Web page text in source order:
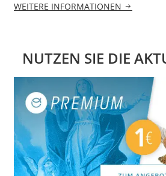
WEITERE INFORMATIONEN
NUTZEN SIE DIE